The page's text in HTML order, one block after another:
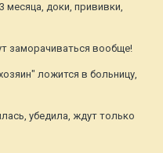
месяца, доки, прививки,
заморачиваться вообще!
ложится в больницу,
убедила, ждут только